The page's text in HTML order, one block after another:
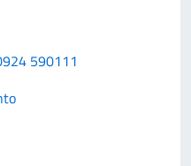
590111